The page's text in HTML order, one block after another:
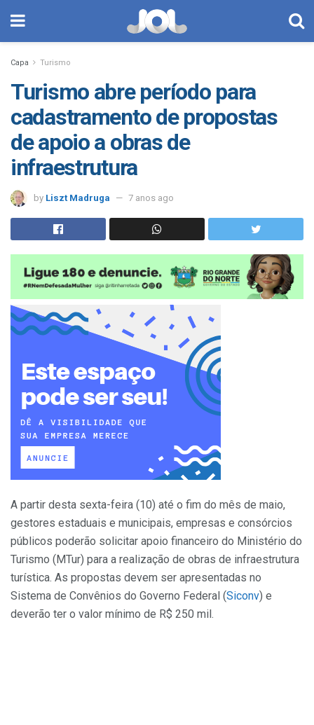
Capa Turismo
Turismo abre período para
cadastramento de propostas
de apoio a obras de
infraestrutura
by Liszt Madruga 7 anos ago
A partir desta sexta-feira (10) até o fim do mês de maio,
gestores estaduais e municipais, empresas e consórcios
públicos poderão solicitar apoio financeiro do Ministério do
Turismo (MTur) para a realização de obras de infraestrutura
turística. As propostas devem ser apresentadas no
Sistema de Convênios do Governo Federal (Siconv) e
deverão ter o valor mínimo de R$ 250 mil.